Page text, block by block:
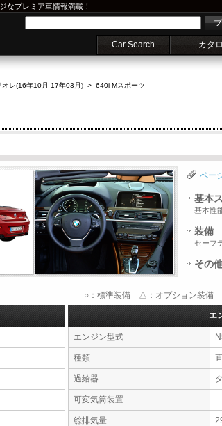
なプレミア車情報満載！
Car Search カタ
オレ(16年10月-17年03月) > 640i Mスポーツ
ペー
基本
基本性
装備
セーフ
その
○：標準装備 △：オプション装備 -
エ
エンジン型式
種類
過給器
可変気筒装置 -
総排気量